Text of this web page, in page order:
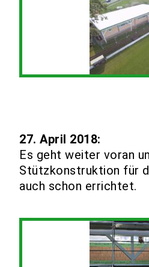
27. April 2018:
Es geht weiter voran
Stützkonstruktion für
auch schon errichtet.